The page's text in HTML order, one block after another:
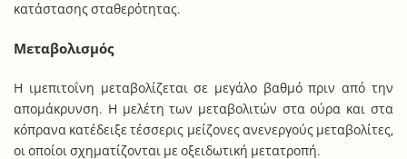
κατάστασης σταθερότητας.
Μεταβολισμός
Η ιμεπιτοΐνη μεταβολίζεται σε μεγάλο βαθμό πριν από την
απομάκρυνση. Η μελέτη των μεταβολιτών στα ούρα και στα
κόπρανα κατέδειξε τέσσερις μείζονες ανενεργούς μεταβολίτες,
οι οποίοι σχηματίζονται με οξειδωτική μετατροπή.